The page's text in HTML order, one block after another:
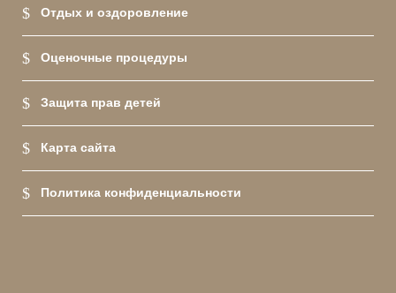
Отдых и оздоровление
Оценочные процедуры
Защита прав детей
Карта сайта
Политика конфиденциальности